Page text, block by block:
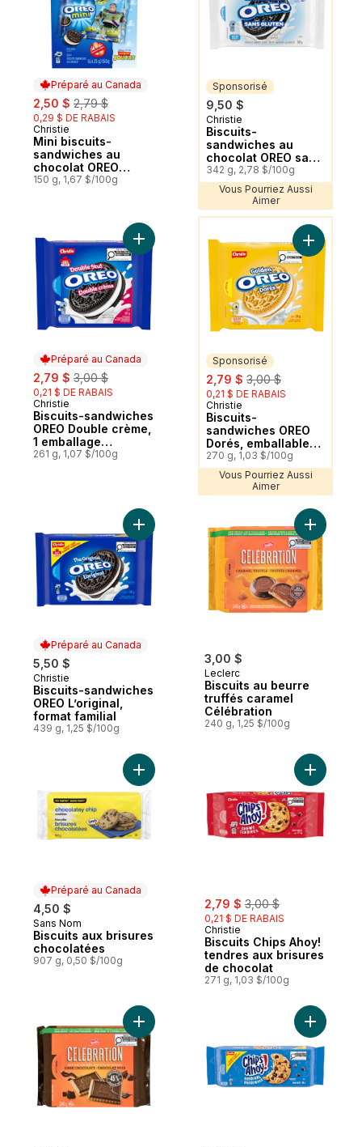
Préparé au Canada
sale:
2,50 $ , formerly:
2,79 $
0,29 $ DE RABAIS
Préparé au Canada
Christie
Mini biscuits-
sandwiches au
chocolat OREO
L’original
150 g, 1,67 $/100g
Sponsorisé
9,50 $
Sponsorisé
Christie
Biscuits-
sandwiches au
chocolat OREO sans
gluten L’original
342 g, 2,78 $/100g
Vous Pourriez Aussi
Aimer
Préparé au Canada
sale:
2,79 $ , formerly:
3,00 $
0,21 $ DE RABAIS
Préparé au Canada
Christie
Biscuits-sandwiches
OREO Double crème,
1 emballage
refermable
261 g, 1,07 $/100g
Ajouter Biscuits-sandwiches OREO
Vous Pourriez Aussi Aimer
Sponsorisé
sale:
2,79 $ , formerly:
3,00 $
0,21 $ DE RABAIS
Sponsorisé
Christie
Biscuits-
sandwiches OREO
Dorés, emballables,
grignotables et
toujours trempés
270 g, 1,03 $/100g
Ajouter
Vous Pourriez Aussi
Aimer
Préparé au Canada
5,50 $
Préparé au Canada
Christie
Biscuits-sandwiches
OREO L’original,
format familial
439 g, 1,25 $/100g
Ajouter Biscuits-sandwiches OREO
3,00 $
Leclerc
Biscuits au beurre
truffés caramel
Célébration
240 g, 1,25 $/100g
Ajouter
Préparé au Canada
4,50 $
Préparé au Canada
Sans Nom
Biscuits aux brisures
chocolatées
907 g, 0,50 $/100g
Ajouter Biscuits aux brisures chocolatées
sale:
2,79 $ , formerly:
3,00 $
0,21 $ DE RABAIS
Christie
Biscuits Chips Ahoy!
tendres aux brisures
de chocolat
271 g, 1,03 $/100g
Ajouter
Ajouter Biscuits au beurre chocolat noir
Ajouter